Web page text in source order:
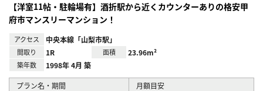
【洋室11帖・駐輪場有】酒折駅から近くカウンターありの格安甲
府市マンスリーマンション！
アクセス 中央本線「山梨市駅」
間取り 1R 面積 23.96m²
築年数 1998年 4月 築
プラン名・期間 月額目安